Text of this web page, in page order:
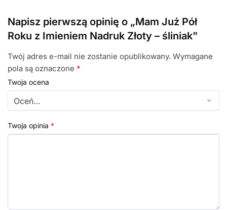
Napisz pierwszą opinię o „Mam Już Pół
Roku z Imieniem Nadruk Złoty – śliniak”
Twój adres e-mail nie zostanie opublikowany. Wymagane
pola są oznaczone *
Twoja ocena
Twoja opinia *